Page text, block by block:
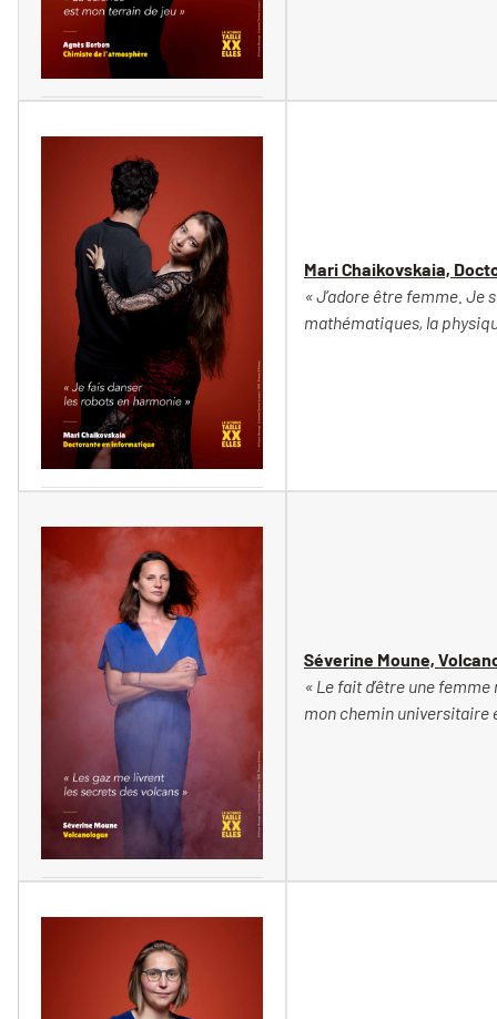
Mari Chaikovskaia,
« J’adore être femme. Je
mathématiques, la
Séverine Moune,
« Le fait d’être une
mon chemin universitaire